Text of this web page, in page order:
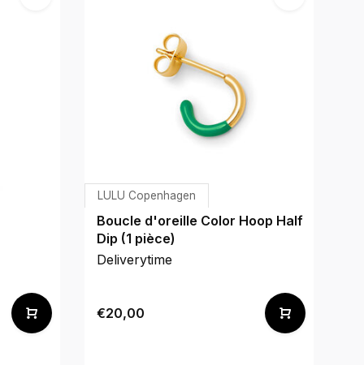
LULU Copenhagen
Boucle d'oreille Color Hoop Half
Dip (1 pièce)
Deliverytime
€20,00